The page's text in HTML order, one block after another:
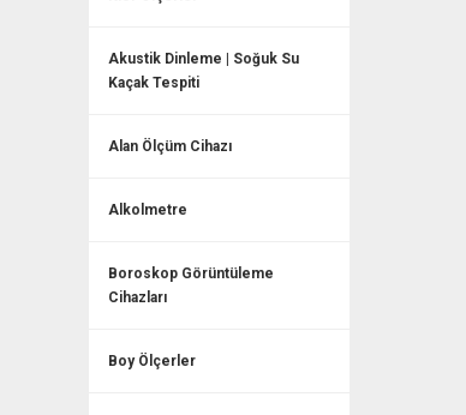
Akustik Dinleme | Soğuk Su
Kaçak Tespiti
Alan Ölçüm Cihazı
Alkolmetre
Boroskop Görüntüleme
Cihazları
Boy Ölçerler